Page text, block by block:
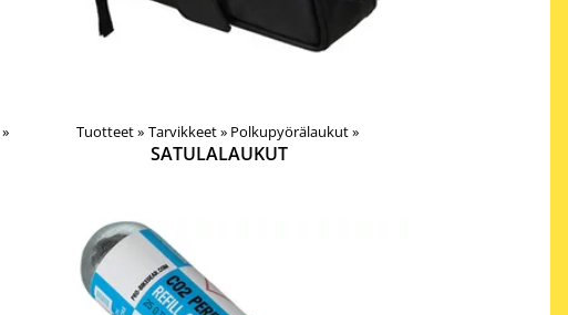
‪» Tuotteet‪» Tarvikkeet‪» Polkupyörälaukut‪»
SATULALAUKUT